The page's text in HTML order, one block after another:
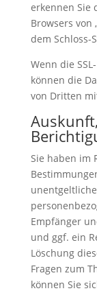
erkennen Sie
Browsers von
dem Schloss-
Wenn die
können die
von Dritten
Sie haben im
Empfänger
und ggf. ein
Löschung
Fragen zum
können Sie